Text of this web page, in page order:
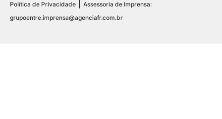
Política de Privacidade
Assessoria de Imprensa:
grupoentre.imprensa@agenciafr.com.br